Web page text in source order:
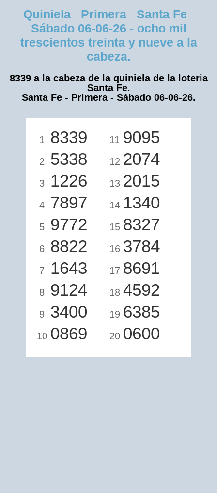
Quiniela Primera Santa Fe
Sábado 06-06-26 - ocho mil
trescientos treinta y nueve a la
cabeza.
8339 a la cabeza de la quiniela de la loteria
Santa Fe.
Santa Fe - Primera - Sábado 06-06-26.
1 8339
2 5338
3 1226
4 7897
5 9772
6 8822
7 1643
8 9124
9 3400
10 0869
11 9095
12 2074
13 2015
14 1340
15 8327
16 3784
17 8691
18 4592
19 6385
20 0600